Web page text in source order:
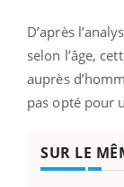
D’après
selon l’âge,
auprès
pas opté pour
SUR LE